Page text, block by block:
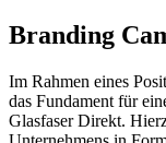
Branding
Im Rahmen eines
das Fundament für
Glasfaser Direkt.